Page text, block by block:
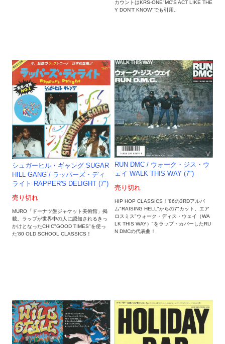
カウントはKRS-ONE"MC'S ACT LIKE THE
Y DON'T KNOW"でも引用。
シュガーヒル・ギャング SUGAR
HILL GANG / ラッパーズ・ディ
ライト RAPPER'S DELIGHT (7")
売り切れ
MURO「ドーナツ盤ジャケット美術館」掲
載。ラップが世界中の人に認知されるきっ
かけとなったCHIC"GOOD TIMES"を使っ
た'80 OLD SCHOOL CLASSICS！
RUN DMC / ウォーク・ジス・ウ
ェイ WALK THIS WAY (7")
売り切れ
HIP HOP CLASSICS！'86の3RDアルバ
ム"RAISING HELL"からの7"カット。エア
ロスミス"ウォーク・ディス・ウェイ（WA
LK THIS WAY）"をラップ・カバーしたRU
N DMCの代表曲！